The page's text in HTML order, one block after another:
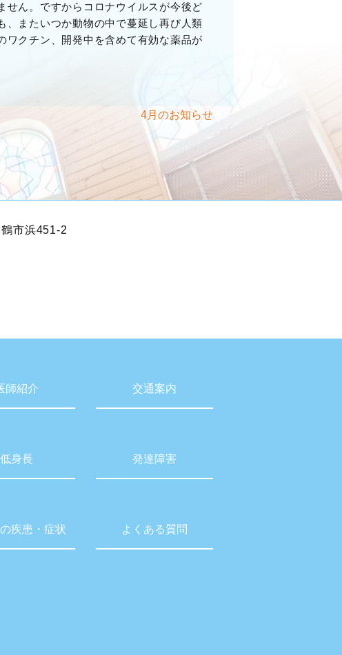
せん。ですからコロナウイルスが今後ど
、またいつか動物の中で蔓延し再び人類
ワクチン、開発中を含めて有効な薬品が
4月のお知らせ
市浜451-2
師紹介 交通案内
低身長 発達障害
疾患・症状 よくある質問